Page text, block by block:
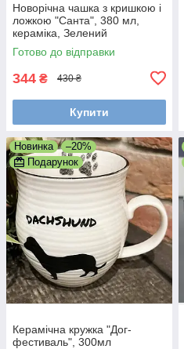
Новорічна чашка з кришкою і
ложкою "Санта", 380 мл,
кераміка, Зелений
Готово до відправки
344 ₴ 430 ₴
Купити
Новинка
–20%
Подарунок
Керамічна кружка "Дог-
фестиваль", 300мл